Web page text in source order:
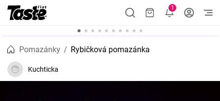
1
Pomazánky Rybičková pomazánka
Kuchticka